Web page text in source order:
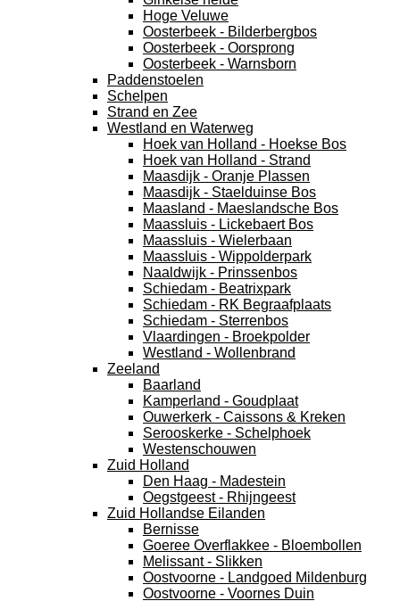
Hoge Veluwe
Oosterbeek - Bilderbergbos
Oosterbeek - Oorsprong
Oosterbeek - Warnsborn
Paddenstoelen
Schelpen
Strand en Zee
Westland en Waterweg
Hoek van Holland - Hoekse Bos
Hoek van Holland - Strand
Maasdijk - Oranje Plassen
Maasdijk - Staelduinse Bos
Maasland - Maeslandsche Bos
Maassluis - Lickebaert Bos
Maassluis - Wielerbaan
Maassluis - Wippolderpark
Naaldwijk - Prinssenbos
Schiedam - Beatrixpark
Schiedam - RK Begraafplaats
Schiedam - Sterrenbos
Vlaardingen - Broekpolder
Westland - Wollenbrand
Zeeland
Baarland
Kamperland - Goudplaat
Ouwerkerk - Caissons & Kreken
Serooskerke - Schelphoek
Westenschouwen
Zuid Holland
Den Haag - Madestein
Oegstgeest - Rhijngeest
Zuid Hollandse Eilanden
Bernisse
Goeree Overflakkee - Bloembollen
Melissant - Slikken
Oostvoorne - Landgoed Mildenburg
Oostvoorne - Voornes Duin